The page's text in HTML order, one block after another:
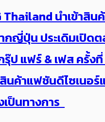
Thailand นำเข้าสิน
ญี่ปุ่น ประเดิมเปิดต
รุ๊ป แฟร์ & เฟส ครั้ง
นค้าแฟชันดีไซเนอ
ป็นทางการ